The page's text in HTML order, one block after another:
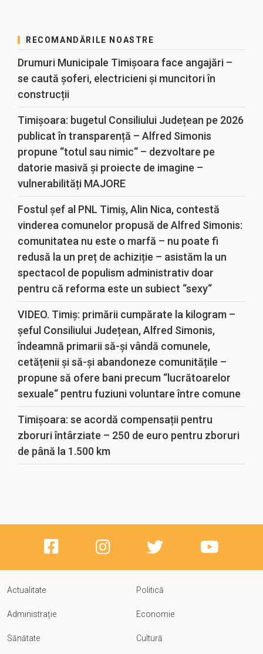
RECOMANDĂRILE NOASTRE
Drumuri Municipale Timișoara face angajări –
se caută șoferi, electricieni și muncitori în
construcții
Timișoara: bugetul Consiliului Județean pe 2026
publicat în transparență – Alfred Simonis
propune “totul sau nimic“ – dezvoltare pe
datorie masivă și proiecte de imagine –
vulnerabilități MAJORE
Fostul șef al PNL Timiș, Alin Nica, contestă
vinderea comunelor propusă de Alfred Simonis:
comunitatea nu este o marfă – nu poate fi
redusă la un preț de achiziție – asistăm la un
spectacol de populism administrativ doar
pentru că reforma este un subiect “sexy“
VIDEO. Timiș: primării cumpărate la kilogram –
șeful Consiliului Județean, Alfred Simonis,
îndeamnă primarii să-și vândă comunele,
cetățenii și să-și abandoneze comunitățile –
propune să ofere bani precum “lucrătoarelor
sexuale“ pentru fuziuni voluntare între comune
Timișoara: se acordă compensații pentru
zboruri întârziate – 250 de euro pentru zboruri
de până la 1.500 km
Actualitate Politică
Administrație Economie
Sănătate Cultură